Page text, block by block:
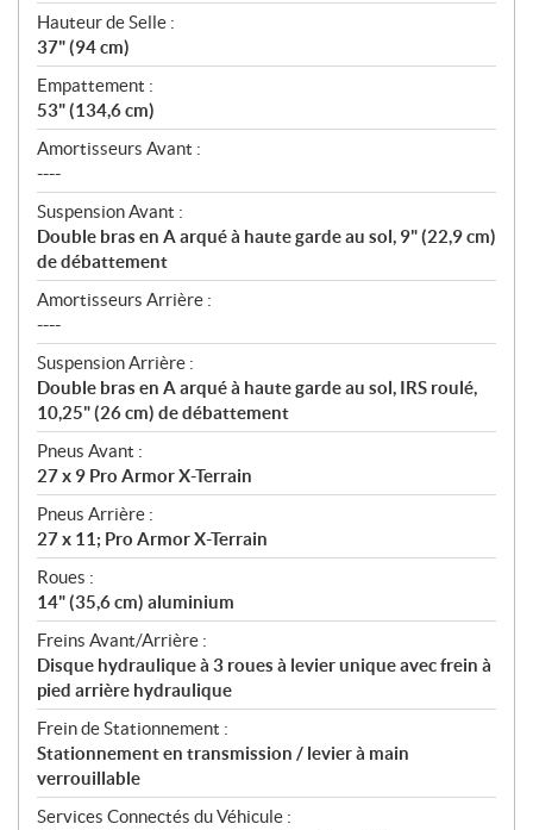
Hauteur de Selle :
37" (94 cm)
Empattement :
53" (134,6 cm)
Amortisseurs Avant :
----
Suspension Avant :
Double bras en A arqué à haute garde au sol, 9" (22,9 cm)
de débattement
Amortisseurs Arrière :
----
Suspension Arrière :
Double bras en A arqué à haute garde au sol, IRS roulé,
10,25" (26 cm) de débattement
Pneus Avant :
27 x 9 Pro Armor X-Terrain
Pneus Arrière :
27 x 11; Pro Armor X-Terrain
Roues :
14" (35,6 cm) aluminium
Freins Avant/Arrière :
Disque hydraulique à 3 roues à levier unique avec frein à
pied arrière hydraulique
Frein de Stationnement :
Stationnement en transmission / levier à main
verrouillable
Services Connectés du Véhicule :